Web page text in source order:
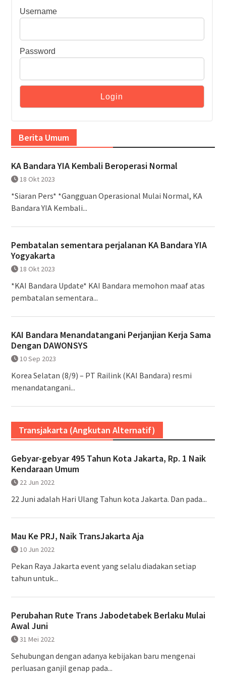
Username
Password
Berita Umum
KA Bandara YIA Kembali Beroperasi Normal
18 Okt 2023
*Siaran Pers* *Gangguan Operasional Mulai Normal, KA
Bandara YIA Kembali...
Pembatalan sementara perjalanan KA Bandara YIA
Yogyakarta
18 Okt 2023
*KAI Bandara Update* KAI Bandara memohon maaf atas
pembatalan sementara...
KAI Bandara Menandatangani Perjanjian Kerja Sama
Dengan DAWONSYS
10 Sep 2023
Korea Selatan (8/9) – PT Railink (KAI Bandara) resmi
menandatangani...
Transjakarta (Angkutan Alternatif)
Gebyar-gebyar 495 Tahun Kota Jakarta, Rp. 1 Naik
Kendaraan Umum
22 Jun 2022
22 Juni adalah Hari Ulang Tahun kota Jakarta. Dan pada...
Mau Ke PRJ, Naik TransJakarta Aja
10 Jun 2022
Pekan Raya Jakarta event yang selalu diadakan setiap
tahun untuk...
Perubahan Rute Trans Jabodetabek Berlaku Mulai
Awal Juni
31 Mei 2022
Sehubungan dengan adanya kebijakan baru mengenai
perluasan ganjil genap pada...